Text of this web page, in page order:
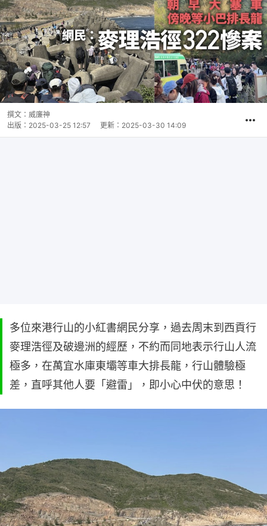
撰文： 威廉神
出版： 2025-03-25 12:57 更新： 2025-03-30 14:09
多位來港行山的小紅書網民分享，過去周末到西貢行
麥理浩徑及破邊洲的經歷，不約而同地表示行山人流
極多，在萬宜水庫東壩等車大排長龍，行山體驗極
差，直呼其他人要「避雷」，即小心中伏的意思！